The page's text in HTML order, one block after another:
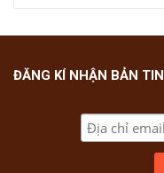
ĐĂNG KÍ NHẬN BẢN TIN